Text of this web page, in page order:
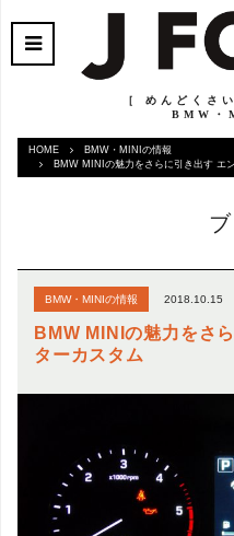
［ めんどくさ
BMW・
HOME
BMW・MINIの情報
BMW MINIの魅力をさらに引き出す エ
BMW・MINIの情報 2018.10.15
BMW MINIの魅力をさ
ターカスタム